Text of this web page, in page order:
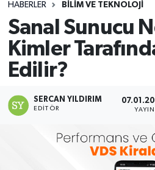
HABERLER BİLİM VE TEKNOLOJİ
Sanal Sunucu
Kimler
Edilir?
SERCAN YILDIRIM
EDITÖR
Alaplı
Asayiş
Bartın
Karabük
Süper Lig Puan Durumu
Tüm Manşetler
Son Dakika Haberleri
Haber Arşivi